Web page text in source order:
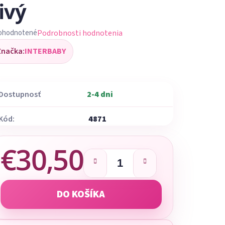
Podrobnosti hodnotenia
INTERBABY
2-4 dni
4871
€30,50
Jednotková cena:
DO KOŠÍKA